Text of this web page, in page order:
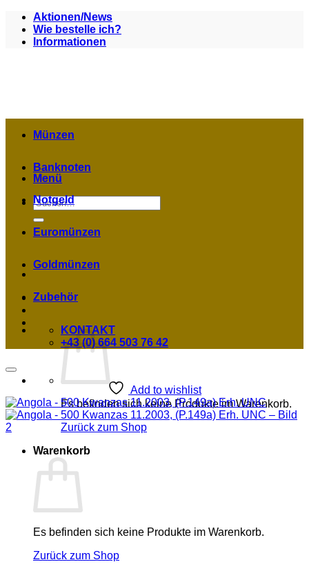
Zum
Inhalt
springen
Aktionen/News
Wie bestelle ich?
Informationen
Menü
Suchen
nach:
Es befinden sich keine Produkte im Warenkorb.
Zurück zum Shop
Warenkorb
Es befinden sich keine Produkte im Warenkorb.
Zurück zum Shop
Münzen
Banknoten
Notgeld
Euromünzen
Goldmünzen
Zubehör
KONTAKT
+43 (0) 664 503 76 42
Add to wishlist